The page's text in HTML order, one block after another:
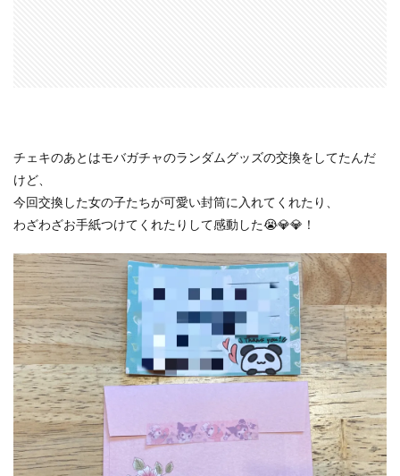
チェキのあとはモバガチャのランダムグッズの交換をしてたんだ
けど、
今回交換した女の子たちが可愛い封筒に入れてくれたり、
わざわざお手紙つけてくれたりして感動した😭💎💎！